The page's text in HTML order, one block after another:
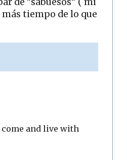
tiempo de lo que
come and live with